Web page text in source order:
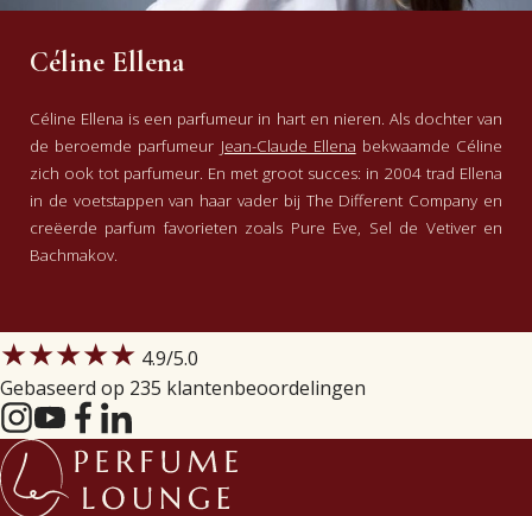
Céline Ellena
Céline Ellena is een parfumeur in hart en nieren. Als dochter van
de beroemde parfumeur Jean-Claude Ellena bekwaamde Céline
zich ook tot parfumeur. En met groot succes: in 2004 trad Ellena
in de voetstappen van haar vader bij The Different Company en
creëerde parfum favorieten zoals Pure Eve, Sel de Vetiver en
Bachmakov.
★★★★★ 4.9/5.0
Gebaseerd op 235 klantenbeoordelingen